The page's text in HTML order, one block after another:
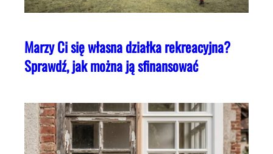
Marzy Ci się własna działka rekreacyjna?
Sprawdź, jak można ją sfinansować